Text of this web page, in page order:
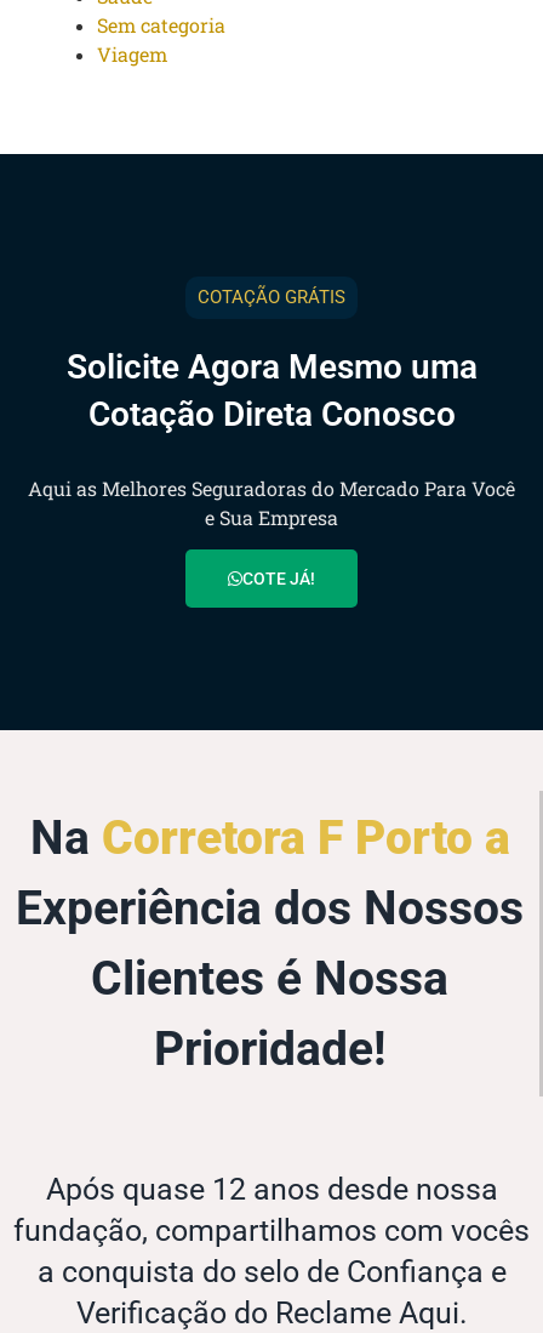
Sem categoria
Viagem
COTAÇÃO GRÁTIS
Solicite Agora Mesmo uma
Cotação Direta Conosco
Aqui as Melhores Seguradoras do Mercado Para Você
e Sua Empresa
COTE JÁ!
Na Corretora F Porto a
Experiência dos Nossos
Clientes é Nossa
Prioridade!
Após quase 12 anos desde nossa
fundação, compartilhamos com vocês
a conquista do selo de Confiança e
Verificação do Reclame Aqui.